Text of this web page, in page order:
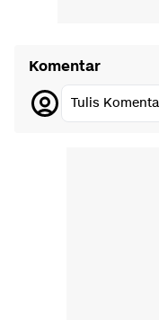
Komentar
Tulis